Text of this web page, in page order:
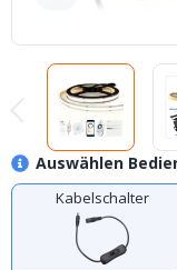
Auswählen
Kabelschalter